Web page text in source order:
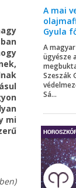
mi
A mai
Gyula
A
ügyésze
Szeszák
Sá...